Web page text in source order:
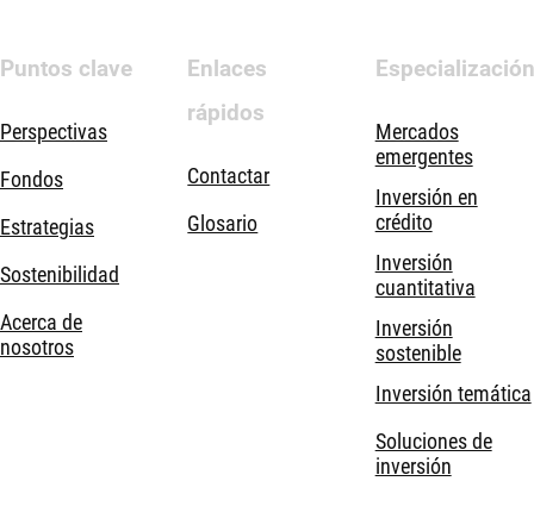
Puntos clave
Perspectivas
Fondos
Estrategias
Sostenibilidad
Acerca de
nosotros
Enlaces
rápidos
Contactar
Glosario
Especialización
Mercados
emergentes
Inversión en
crédito
Inversión
cuantitativa
Inversión
sostenible
Inversión temática
Soluciones de
inversión